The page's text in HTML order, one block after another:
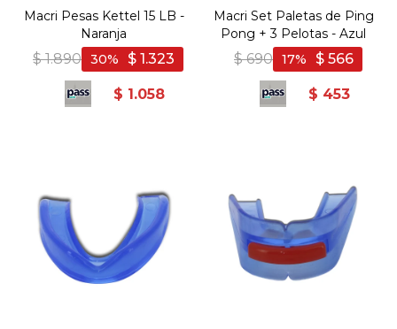
Macri Pesas Kettel 15 LB -
Naranja
$ 1.890 $ 1.323
30
$ 1.058
Macri Set Paletas de Ping
Pong + 3 Pelotas - Azul
$ 690 $ 566
17
$ 453